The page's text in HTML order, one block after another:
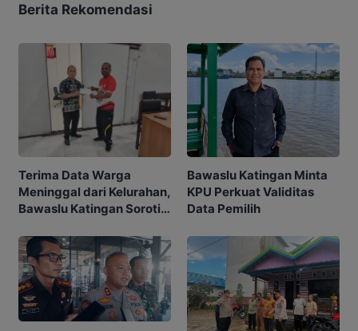
Berita Rekomendasi
Terima Data Warga
Meninggal dari Kelurahan,
Bawaslu Katingan Soroti
Bawaslu Katingan Minta
KPU Perkuat Validitas
Data Pemilih